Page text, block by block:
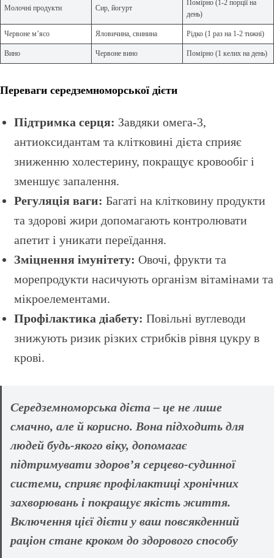
Молочні продукти Сир, йогурт
Помірно (1-2 порції на
день)
Червоне м’ясо Яловичина, свинина Рідко (1 раз на 1-2 тижні)
Вино Червоне вино Помірно (1 келих на день)
Переваги середземноморської дієти
Підтримка серця: Завдяки омега-3,
антиоксидантам та клітковині дієта сприяє
зниженню холестерину, покращує кровообіг і
зменшує запалення.
Регуляція ваги: Багаті на клітковину продукти
та здорові жири допомагають контролювати
апетит і уникати переїдання.
Зміцнення імунітету: Овочі, фрукти та
морепродукти насичують організм вітамінами та
мікроелементами.
Профілактика діабету: Повільні вуглеводи
знижують ризик різких стрибків рівня цукру в
крові.
Середземноморська дієта – це не лише
смачно, але й корисно. Вона підходить для
людей будь-якого віку, допомагає
підтримувати здоров’я серцево-судинної
системи, сприяє профілактиці хронічних
захворювань і покращує якість життя.
Включення цієї дієти у ваш повсякденний
раціон стане кроком до здорового способу